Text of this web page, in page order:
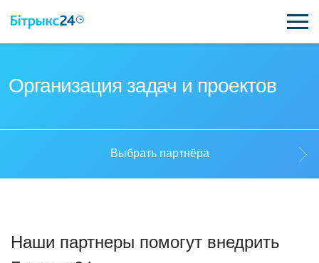
ПОДДЕРЖКА
Организация задач и проектов
Стать партнёром
Выбрать партнёра
Наши партнеры помогут внедрить